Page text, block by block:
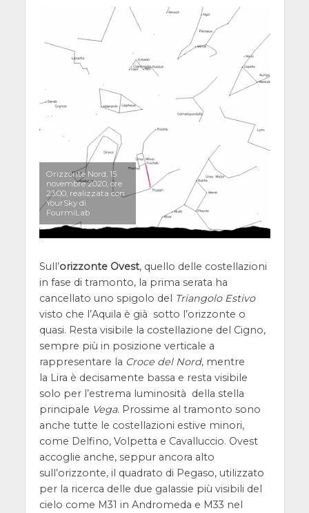
Orizzonte Nord, 15
novembre 2020, ore
23:00, realizzata con
YourSky di
FourmiLab
Sull’orizzonte Ovest, quello delle costellazioni
in fase di tramonto, la prima serata ha
cancellato uno spigolo del Triangolo Estivo
visto che l’Aquila è già sotto l’orizzonte o
quasi. Resta visibile la costellazione del Cigno,
sempre più in posizione verticale a
rappresentare la Croce del Nord, mentre
la Lira è decisamente bassa e resta visibile
solo per l’estrema luminosità della stella
principale Vega. Prossime al tramonto sono
anche tutte le costellazioni estive minori,
come Delfino, Volpetta e Cavalluccio. Ovest
accoglie anche, seppur ancora alto
sull’orizzonte, il quadrato di Pegaso, utilizzato
per la ricerca delle due galassie più visibili del
cielo come M31 in Andromeda e M33 nel